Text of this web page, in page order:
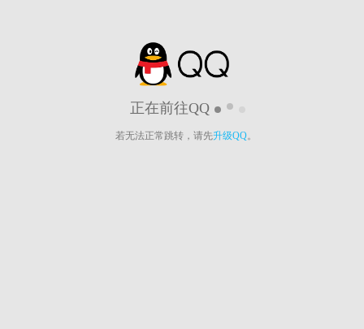
正在前往QQ
若无法正常跳转，请先升级QQ。